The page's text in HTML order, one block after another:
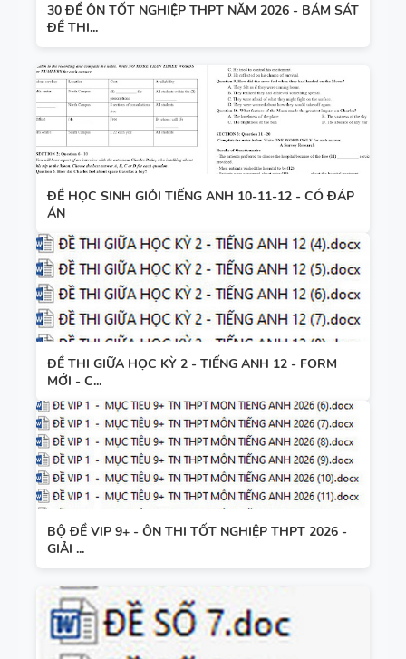
30 ĐỀ ÔN TỐT NGHIỆP THPT NĂM 2026 - BÁM SÁT
ĐỀ THI...
ĐỀ HỌC SINH GIỎI TIẾNG ANH 10-11-12 - CÓ ĐÁP
ÁN
ĐỀ THI GIỮA HỌC KỲ 2 - TIẾNG ANH 12 - FORM
MỚI - C...
BỘ ĐỀ VIP 9+ - ÔN THI TỐT NGHIỆP THPT 2026 -
GIẢI ...